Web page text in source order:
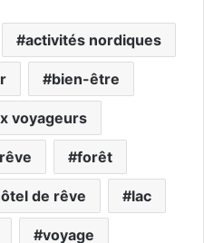
activités nordiques
bien-être
voyageurs
forêt
de rêve lac
voyage